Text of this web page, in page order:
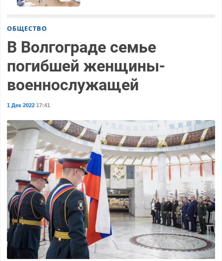
ОБЩЕСТВО
В Волгограде семье
погибшей женщины-
военнослужащей
1 Дек 202217:41